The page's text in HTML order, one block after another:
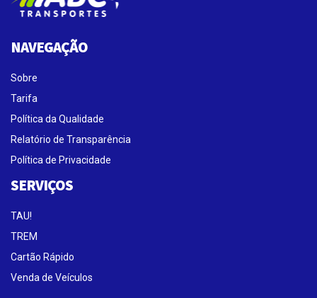
NAVEGAÇÃO
Sobre
Tarifa
Política da Qualidade
Relatório de Transparência
Política de Privacidade
SERVIÇOS
TAU!
TREM
Cartão Rápido
Venda de Veículos